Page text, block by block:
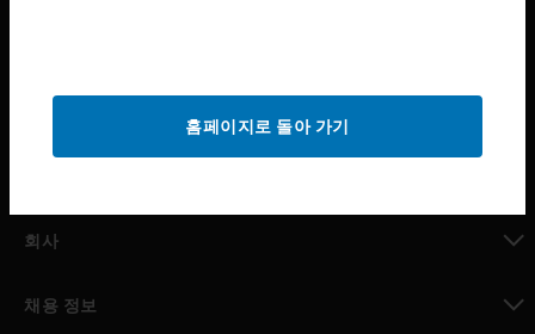
toggle view
toggle view
toggle view
회사
채용 정보
홈페이지로 돌아 가기